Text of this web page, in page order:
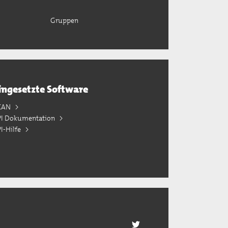
Gruppen
Software
Dokumentation
Hilfe